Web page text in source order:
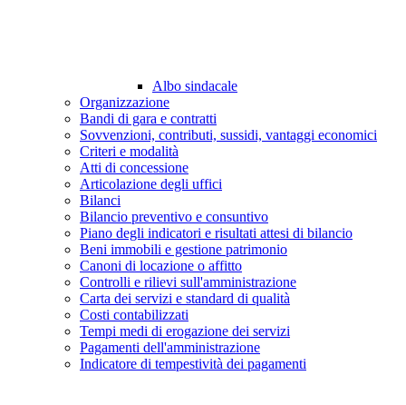
Albo sindacale
Organizzazione
Bandi di gara e contratti
Sovvenzioni, contributi, sussidi, vantaggi economici
Criteri e modalità
Atti di concessione
Articolazione degli uffici
Bilanci
Bilancio preventivo e consuntivo
Piano degli indicatori e risultati attesi di bilancio
Beni immobili e gestione patrimonio
Canoni di locazione o affitto
Controlli e rilievi sull'amministrazione
Carta dei servizi e standard di qualità
Costi contabilizzati
Tempi medi di erogazione dei servizi
Pagamenti dell'amministrazione
Indicatore di tempestività dei pagamenti